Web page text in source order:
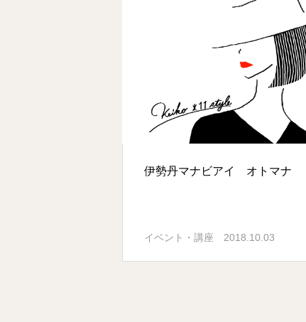
伊勢丹マナビアイ オトマナ
イベント・講座 2018.10.03